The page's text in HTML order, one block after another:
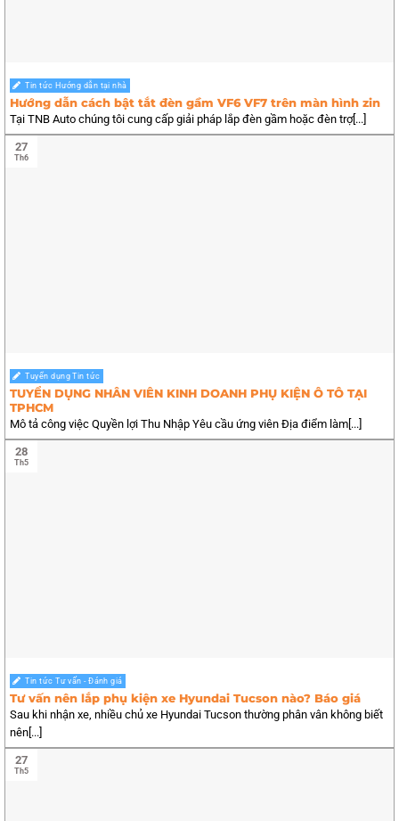
Tin tức Hướng dẫn tại nhà
Hướng dẫn cách bật tắt đèn gầm VF6 VF7 trên màn hình zin
Tại TNB Auto chúng tôi cung cấp giải pháp lắp đèn gầm hoặc đèn trợ[...]
Tuyển dụng Tin tức
TUYỂN DỤNG NHÂN VIÊN KINH DOANH PHỤ KIỆN Ô TÔ TẠI
TPHCM
Mô tả công việc Quyền lợi Thu Nhập Yêu cầu ứng viên Địa điểm làm[...]
27
Th6
Tin tức Tư vấn - Đánh giá
Tư vấn nên lắp phụ kiện xe Hyundai Tucson nào? Báo giá
Sau khi nhận xe, nhiều chủ xe Hyundai Tucson thường phân vân không biết
nên[...]
28
Th5
27
Th5